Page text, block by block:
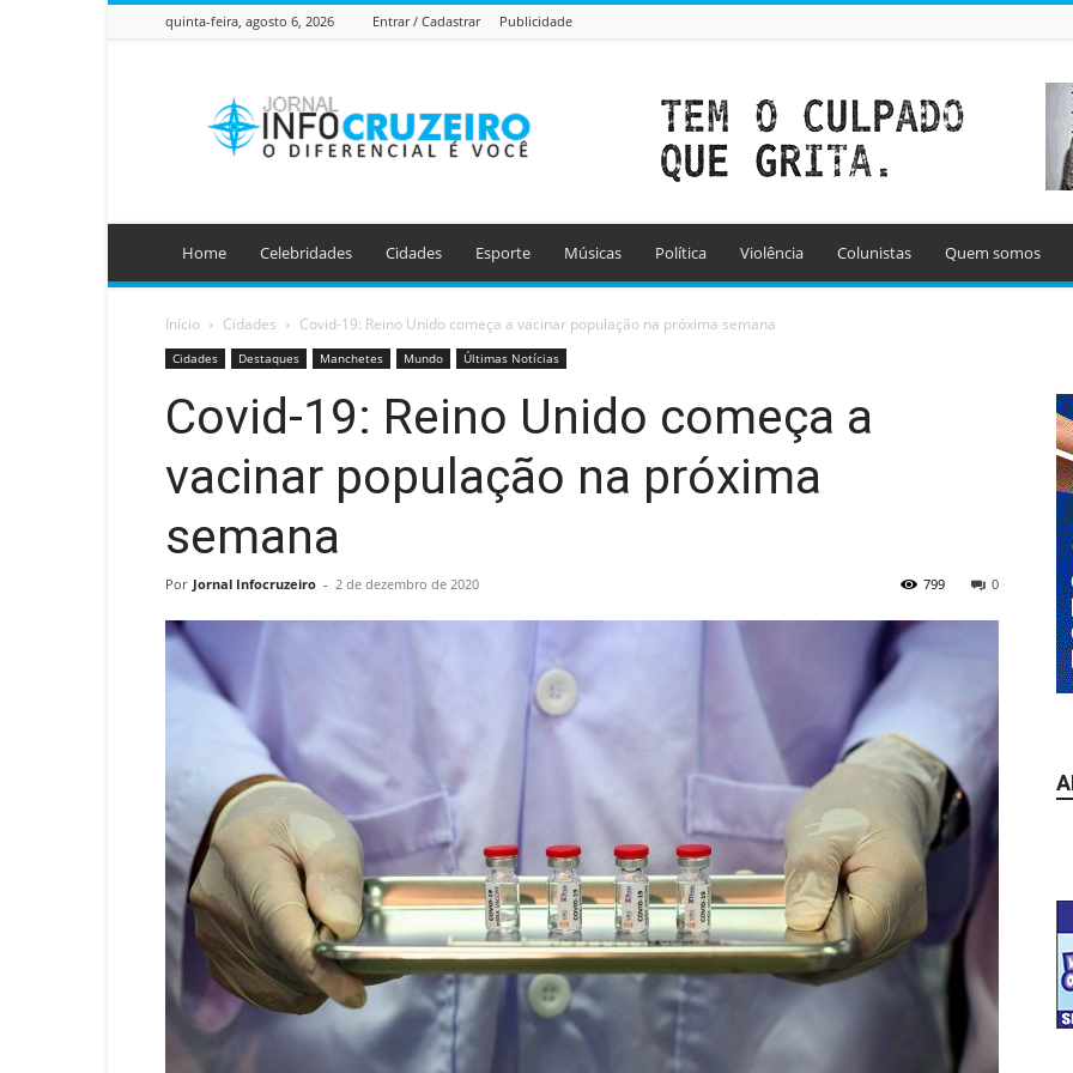
quinta-feira, agosto 6, 2026 Entrar / Cadastrar Publicidade
Info
Cruzeiro
Home Celebridades Cidades Esporte Músicas Política Violência Colunistas Quem somos
Início Cidades Covid-19: Reino Unido começa a vacinar população na próxima semana
Cidades Destaques Manchetes Mundo Últimas Notícias
Covid-19: Reino Unido começa a
vacinar população na próxima
semana
Por Jornal Infocruzeiro - 2 de dezembro de 2020 0
799